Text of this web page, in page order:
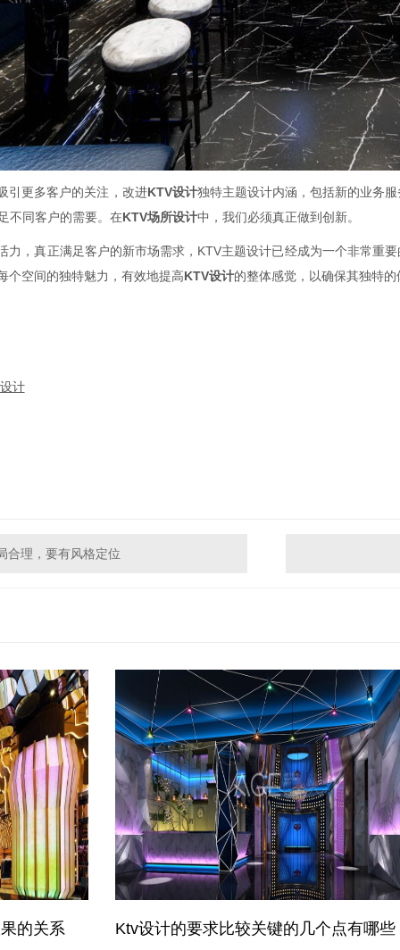
引更多客户的关注，改进KTV设计独特主题设计内涵，包括新的业务
不同客户的需要。在KTV场所设计中，我们必须真正做到创新。
力，真正满足客户的新市场需求， KTV主题设计已经成为一个非常重
个空间的独特魅力，有效地提高KTV设计的整体感觉，以确保其独特的
计
合理，要有风格定位
的关系 Ktv设计的要求比较关键的几个点有哪些